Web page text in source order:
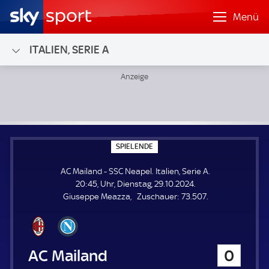
Menü
ITALIEN, SERIE A
SPIELENDE
P
L
E
N
AC Mailand - SSC Neapel. Italien, Serie A.
20:45, Uhr, Dienstag, 29.10.2024.
Giuseppe Meazza
Zuschauer: Z
73.507.
AC Mailand
0